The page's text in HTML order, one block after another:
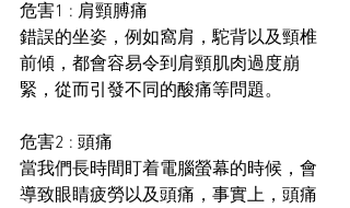
危害1 : 肩頸膊痛
錯誤的坐姿，例如窩肩，駝背以及頸椎
前傾，都會容易令到肩頸肌肉過度崩
緊，從而引發不同的酸痛等問題。
危害2 : 頭痛
當我們長時間盯着電腦螢幕的時候，會
導致眼睛疲勞以及頭痛，事實上，頭痛